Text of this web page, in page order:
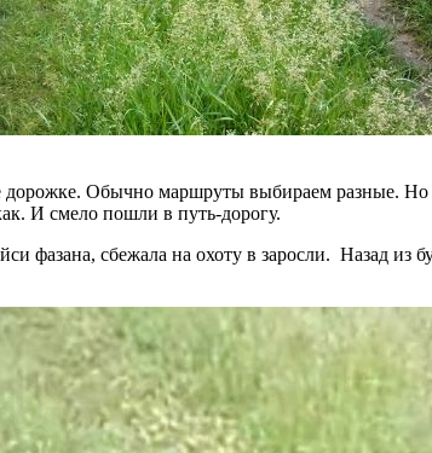
Обычно маршруты выбираем разные. Но
И смело пошли в путь-дорогу.
фазана, сбежала на охоту в заросли. Назад из